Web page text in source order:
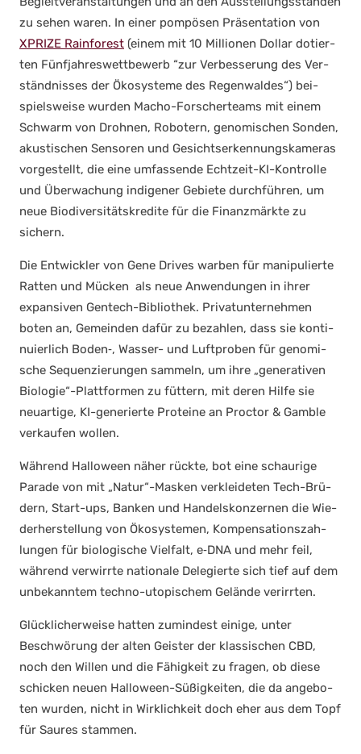
zu sehen waren. In einer pom­pö­sen Prä­sen­ta­ti­on von
XPRIZE Rain­fo­rest (einem mit 10 Mil­lio­nen Dol­lar dotier­
ten Fünf­jah­res­wett­be­werb “zur Ver­bes­se­rung des Ver­
ständ­nis­ses der Öko­sys­te­me des Regen­wal­des“) bei­
spiels­wei­se wur­den Macho-For­scher­teams mit einem
Schwarm von Droh­nen, Robo­tern, geno­mi­schen Son­den,
akus­ti­schen Sen­so­ren und Gesichts­er­ken­nungs­ka­me­ras
vor­ge­stellt, die eine umfas­sen­de Echt­zeit-KI-Kon­trol­le
und Über­wa­chung indi­ge­ner Gebie­te durch­füh­ren, um
neue Bio­di­ver­si­täts­kre­di­te für die Finanz­märk­te zu
sichern.
Die Ent­wick­ler von Gene Dri­ves war­ben für mani­pu­lier­te
Rat­ten und Mücken als neue Anwen­dun­gen in ihrer
expan­si­ven Gen­tech-Biblio­thek. Pri­vat­un­ter­neh­men
boten an, Gemein­den dafür zu bezah­len, dass sie kon­ti­
nu­ier­lich Boden‑, Was­ser- und Luft­pro­ben für geno­mi­
sche Sequen­zie­run­gen sam­meln, um ihre „gene­ra­ti­ven
Biologie“-Plattformen zu füt­tern, mit deren Hil­fe sie
neu­ar­ti­ge, KI-gene­rier­te Pro­te­ine an Proc­tor & Gam­ble
ver­kau­fen wol­len.
Wäh­rend Hal­lo­ween näher rück­te, bot eine schau­ri­ge
Para­de von mit „Natur“-Masken ver­klei­de­ten Tech-Brü­
dern, Start-ups, Ban­ken und Han­dels­kon­zer­nen die Wie­
der­her­stel­lung von Öko­sys­te­men, Kom­pen­sa­ti­ons­zah­
lun­gen für bio­lo­gi­sche Viel­falt, e‑DNA und mehr feil,
wäh­rend ver­wirr­te natio­na­le Dele­gier­te sich tief auf dem
unbe­kann­tem tech­no-uto­pi­schem Gelän­de ver­irr­ten.
Glück­li­cher­wei­se hat­ten zumin­dest eini­ge, unter
Beschwö­rung der alten Geis­ter der klas­si­schen CBD,
noch den Wil­len und die Fähig­keit zu fra­gen, ob die­se
schi­cken neu­en Hal­lo­ween-Süßig­kei­ten, die da ange­bo­
ten wur­den, nicht in Wirk­lich­keit doch eher aus dem Topf
für Sau­res stam­men.